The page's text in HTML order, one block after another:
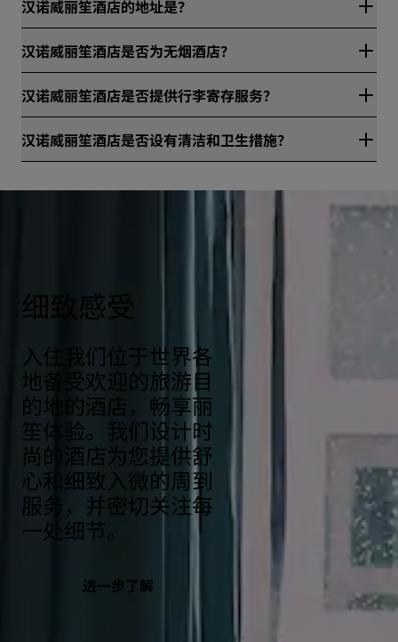
汉诺威丽笙酒店的地址是？
汉诺威丽笙酒店是否为无烟酒店？
汉诺威丽笙酒店是否提供行李寄存服务？
汉诺威丽笙酒店是否设有清洁和卫生措施？
https://www.radissonhotels.com/en-us/social-
细致感受
入住我们位于世界各
地备受欢迎的旅游目
的地的酒店，畅享丽
笙体验。我们设计时
尚的酒店为您提供舒
心和细致入微的周到
服务，并密切关注每
一处细节。
进一步了解